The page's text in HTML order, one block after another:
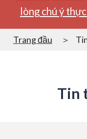
lòng chú ý
Trang đầu
Tin